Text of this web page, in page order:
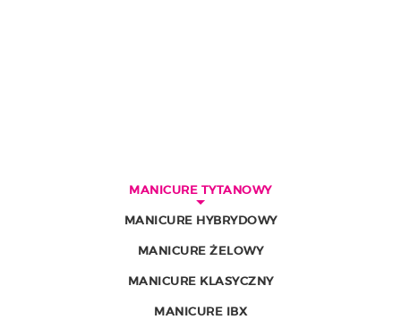
MANICURE TYTANOWY
MANICURE HYBRYDOWY
MANICURE ŻELOWY
MANICURE KLASYCZNY
MANICURE IBX